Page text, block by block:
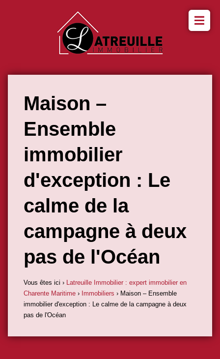
Maison –
Ensemble
immobilier
d'exception : Le
calme de la
campagne à deux
pas de l'Océan
Vous êtes ici › Latreuille Immobilier : expert immobilier en
Charente Maritime › Immobiliers › Maison – Ensemble
immobilier d'exception : Le calme de la campagne à deux
pas de l'Océan